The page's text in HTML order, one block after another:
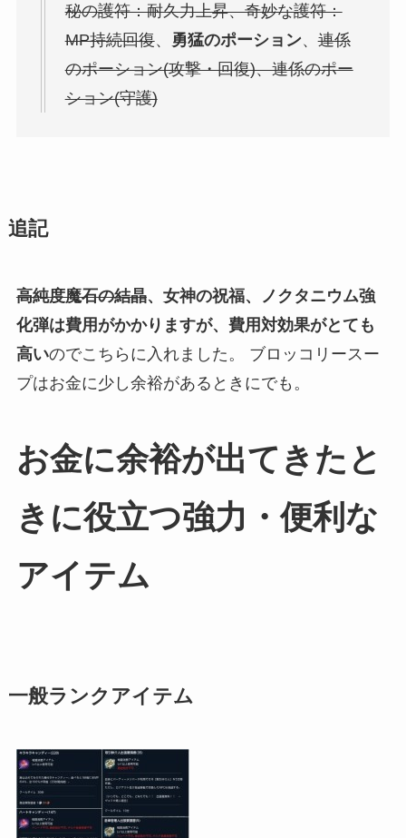
秘の護符：耐久力上昇、奇妙な護符：
MP持続回復、 勇猛のポーション、連係
のポーション(攻撃・回復)、連係のポー
ション(守護)
追記
高純度魔石の結晶、女神の祝福、ノクタニウム強
化弾は費用がかかりますが、費用対効果がとても
高いのでこちらに入れました。 ブロッコリースー
プはお金に少し余裕があるときにでも。
お金に余裕が出てきたと
きに役立つ強力・便利な
アイテム
一般ランクアイテム